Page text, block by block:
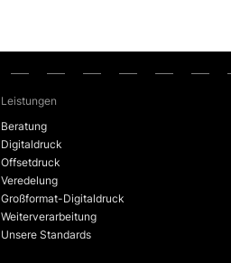
Leistungen
Beratung
Digitaldruck
Offsetdruck
Veredelung
Großformat-Digitaldruck
Weiterverarbeitung
Unsere Standards